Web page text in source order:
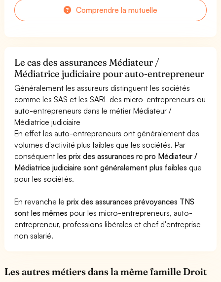
Comprendre la mutuelle
Le cas des assurances Médiateur /
Médiatrice judiciaire pour auto-entrepreneur
Généralement les assureurs distinguent les sociétés
comme les SAS et les SARL des micro-entrepreneurs ou
auto-entrepreneurs dans le métier Médiateur /
Médiatrice judiciaire
En effet les auto-entrepreneurs ont généralement des
volumes d'activité plus faibles que les sociétés. Par
conséquentles prix des assurances rc pro Médiateur /
Médiatrice judiciaire sont généralement plus faibles que
pour les sociétés.
En revanche leprix des assurances prévoyances TNS
sont les mêmes pour les micro-entrepreneurs, auto-
entrepreneur, professions libérales et chef d'entreprise
non salarié.
Les autres métiers dans la même famille Droit